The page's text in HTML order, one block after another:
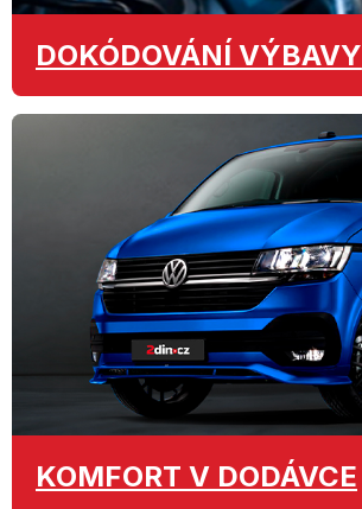
DOKÓDOVÁNÍ VÝBAVY
KOMFORT V DODÁVCE